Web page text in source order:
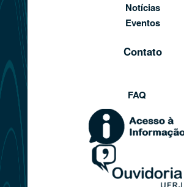
Notícias
Eventos
Contato
FAQ